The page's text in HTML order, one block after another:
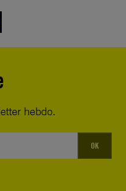
hebdo.
OK